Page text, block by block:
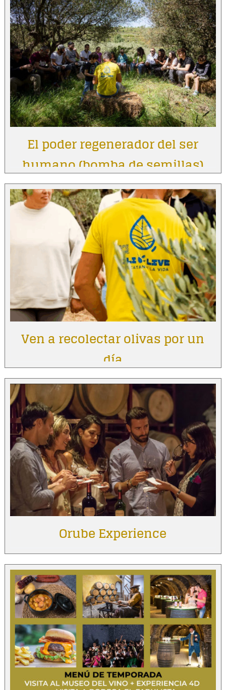
El poder regenerador del ser
humano (bomba de semillas)
Ven a recolectar olivas por un
día
Orube Experience